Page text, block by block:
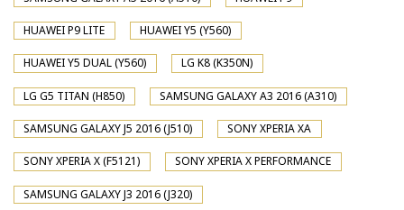
HUAWEI P9 LITE HUAWEI Y5 (Y560)
HUAWEI Y5 DUAL (Y560) LG K8 (K350N)
LG G5 TITAN (H850) SAMSUNG GALAXY A3 2016 (A310)
SAMSUNG GALAXY J5 2016 (J510) SONY XPERIA XA
SONY XPERIA X (F5121) SONY XPERIA X PERFORMANCE
SAMSUNG GALAXY J3 2016 (J320)